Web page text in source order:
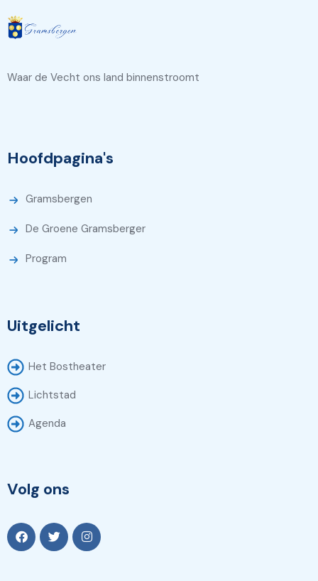
Waar de Vecht ons land binnenstroomt
Hoofdpagina's
Gramsbergen
De Groene Gramsberger
Program
Uitgelicht
Het Bostheater
Lichtstad
Agenda
Volg ons